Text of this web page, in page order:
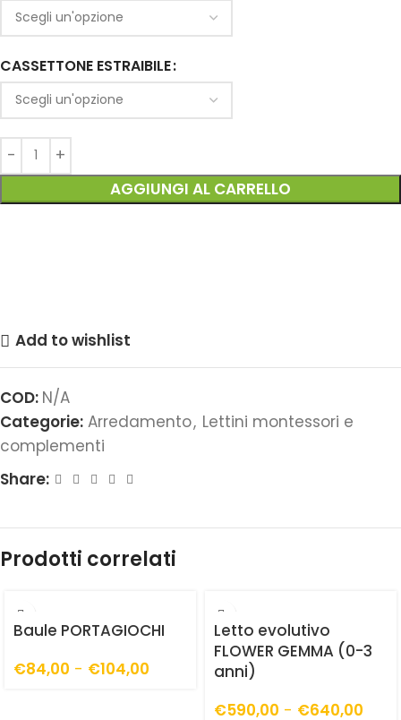
CASSETTONE ESTRAIBILE
AGGIUNGI AL CARRELLO
Add to wishlist
COD: N/A
Categorie: Arredamento, Lettini montessori e
complementi
Share:
Prodotti correlati
Baule PORTAGIOCHI
€84,00 - €104,00
Letto evolutivo
FLOWER GEMMA (0-3
anni)
€590,00 - €640,00